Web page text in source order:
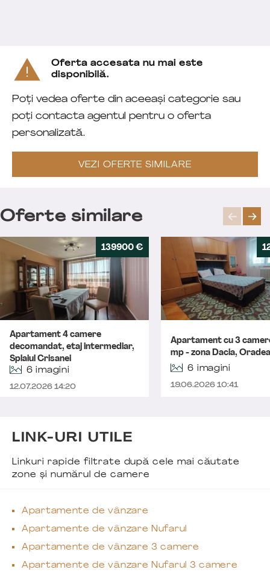
Oferta accesata nu mai este
disponibilă.
Poți vedea oferte din aceeași categorie sau
poți contacta agentul pentru o oferta
personalizată.
VEZI OFERTE SIMILARE
Oferte similare
139900 €
Apartament 4 camere
decomandat, etaj intermediar,
Splaiul Crisanei
6 imagini
12.07.2026 14:20
Apartament cu 3
mp - zona Dacia,
6 imagini
19.06.2026 10:41
LINK-URI UTILE
Linkuri rapide filtrate după cele mai căutate
zone și numărul de camere
Apartamente de vânzare
Apartamente de vânzare Nufarul
Apartamente de vânzare 3 camere
Apartamente de vânzare Nufarul 3 camere